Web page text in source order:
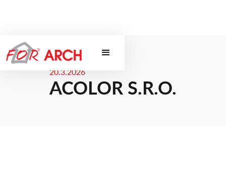
20.3.2026
ACOLOR S.R.O.